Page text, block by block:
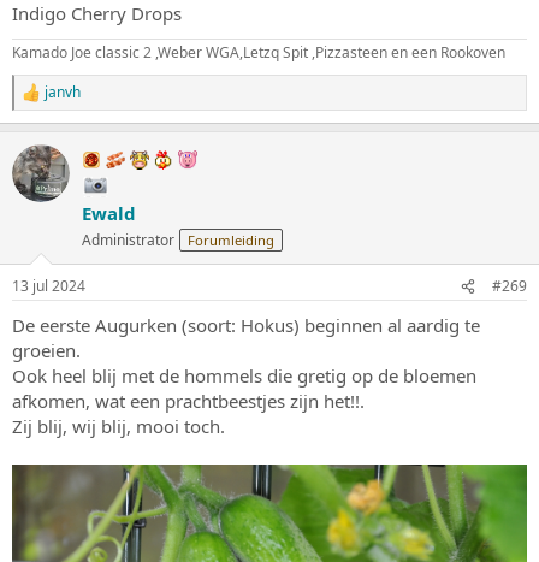
Indigo Cherry Drops
Kamado Joe classic 2 ,Weber WGA,Letzq Spit ,Pizzasteen en een Rookoven
W
a
r
d
e
e
:
janvh
Ewald
Administrator Forumleiding
13 jul 2024 #269
De eerste Augurken (soort: Hokus) beginnen al aardig te
groeien.
Ook heel blij met de hommels die gretig op de bloemen
afkomen, wat een prachtbeestjes zijn het!!.
Zij blij, wij blij, mooi toch.